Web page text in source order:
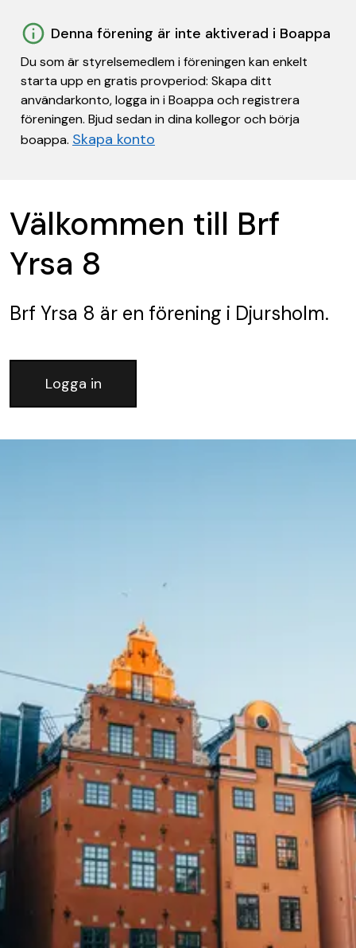
Denna förening är inte aktiverad i Boappa
Du som är styrelsemedlem i föreningen kan enkelt
starta upp en gratis provperiod: Skapa ditt
användarkonto, logga in i Boappa och registrera
föreningen. Bjud sedan in dina kollegor och börja
boappa. Skapa konto
Välkommen till Brf
Yrsa 8
Brf Yrsa 8 är en förening i Djursholm.
Logga in